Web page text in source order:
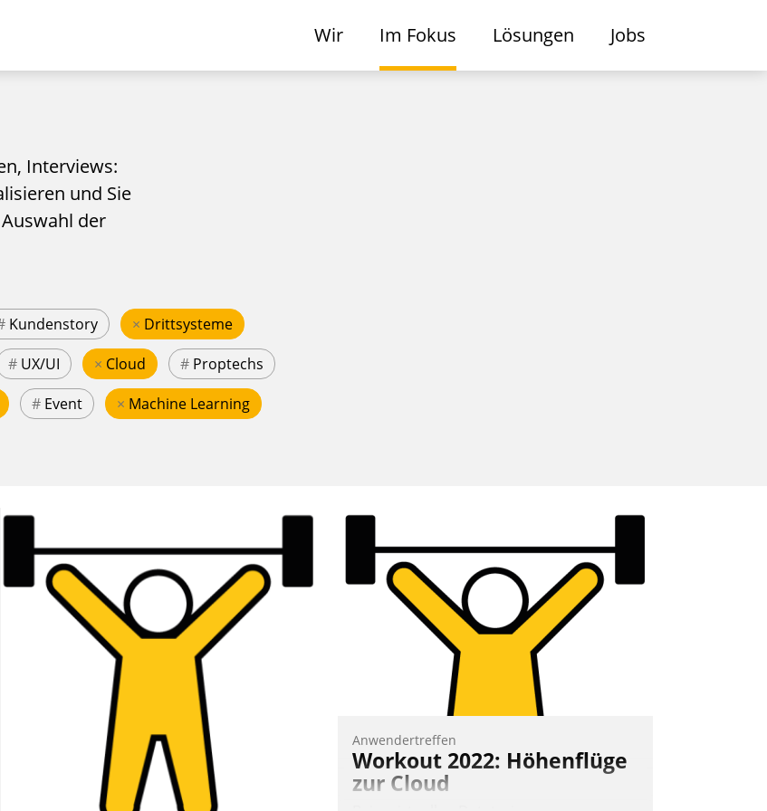
Wir Im Fokus Lösungen Jobs
Interviews:
und Sie
der
Kundenstory × Drittsysteme
# UX/UI × Cloud # Proptechs
# Event × Machine Learning
Anwendertreffen
Workout 2022: Höhenflüge
zur Cloud